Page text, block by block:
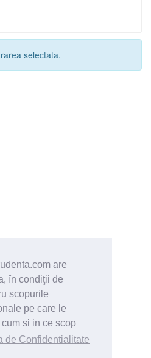
are
în condiţii de
scopurile
pe care le
si in ce scop
de Confidentialitate
selectata.